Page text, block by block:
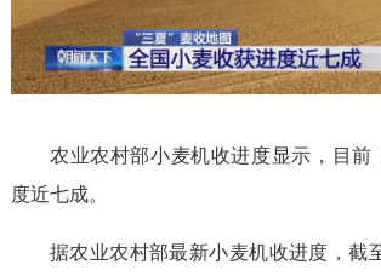
l
V
农业农村部小麦机收进度显示，目前
度近七成。
据农业农村部最新小麦机收进度，截